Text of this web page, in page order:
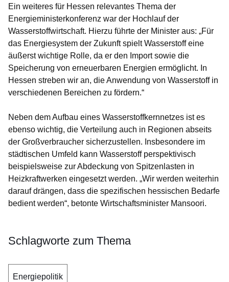
Ein weiteres für Hessen relevantes Thema der
Energieministerkonferenz war der Hochlauf der
Wasserstoffwirtschaft. Hierzu führte der Minister aus: „Für
das Energiesystem der Zukunft spielt Wasserstoff eine
äußerst wichtige Rolle, da er den Import sowie die
Speicherung von erneuerbaren Energien ermöglicht. In
Hessen streben wir an, die Anwendung von Wasserstoff in
verschiedenen Bereichen zu fördern.“
Neben dem Aufbau eines Wasserstoffkernnetzes ist es
ebenso wichtig, die Verteilung auch in Regionen abseits
der Großverbraucher sicherzustellen. Insbesondere im
städtischen Umfeld kann Wasserstoff perspektivisch
beispielsweise zur Abdeckung von Spitzenlasten in
Heizkraftwerken eingesetzt werden. „Wir werden weiterhin
darauf drängen, dass die spezifischen hessischen Bedarfe
bedient werden“, betonte Wirtschaftsminister Mansoori.
Schlagworte zum Thema
Energiepolitik